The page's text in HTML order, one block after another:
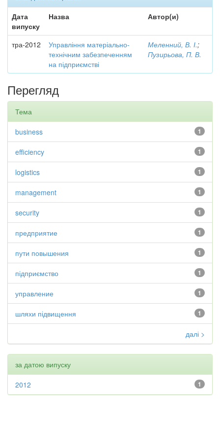
Дата
випуску
Назва Автор(и)
тра-2012
Управління матеріально-
технічним забезпеченням
на підприємстві
Меленний, В. І.;
Пузирьова, П. В.
Перегляд
Тема
1
business
1
efficiency
1
logistics
1
management
1
security
1
предприятие
1
пути повышения
1
підприємство
1
управление
1
шляхи підвищення
далі >
за датою випуску
1
2012